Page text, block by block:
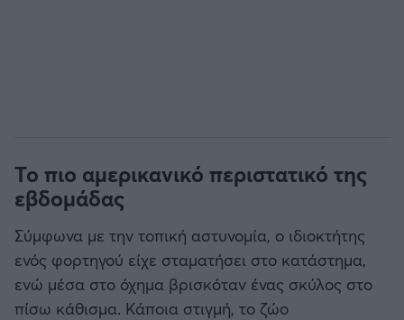
Το πιο αμερικανικό περιστατικό της
εβδομάδας
Σύμφωνα με την τοπική αστυνομία, ο ιδιοκτήτης
ενός φορτηγού είχε σταματήσει στο κατάστημα,
ενώ μέσα στο όχημα βρισκόταν ένας σκύλος στο
πίσω κάθισμα. Κάποια στιγμή, το ζώο